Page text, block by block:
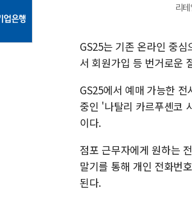
리
GS25는 기존 온라인 중
서 회원가입 등 번거로운
GS25에서 예매 가능한
중인 '나탈리 카르푸셴코
이다.
점포 근무자에게 원하는
말기를 통해 개인 전화번
된다.